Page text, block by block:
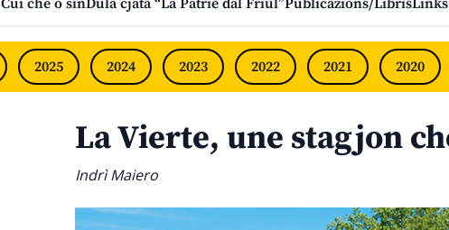
Cui che o sinDulà cjatâ “La Patrie dal Friûl”Publicazions/Libris
2025 2024 2023 2022 2021 2020
La Vierte, une stagjon
Indrì Maiero